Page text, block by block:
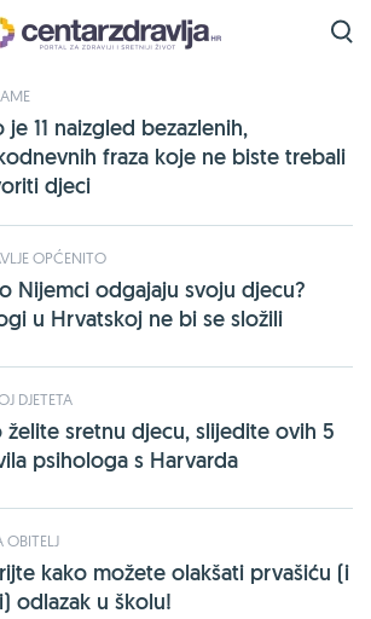
odgoj
je pronađena na sljedećim
je 11 naizgled bezazlenih,
fraza koje ne biste trebali
djeci
OPĆENITO
Nijemci odgajaju svoju djecu?
u Hrvatskoj ne bi se složili
DJETETA
želite sretnu djecu, slijedite ovih 5
psihologa s Harvarda
OBITELJ
kako možete olakšati prvašiću (i
odlazak u školu!